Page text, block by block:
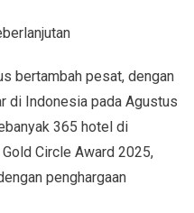
bertambah pesat, dengan
di Indonesia pada Agustus
365 hotel di
Circle Award 2025,
penghargaan